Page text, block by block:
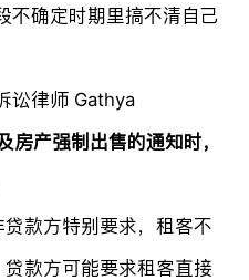
不确定时期里搞不清自己
讼律师 Gathya
房产强制出售的通知时，
款方特别要求，租客不
款方可能要求租客直接